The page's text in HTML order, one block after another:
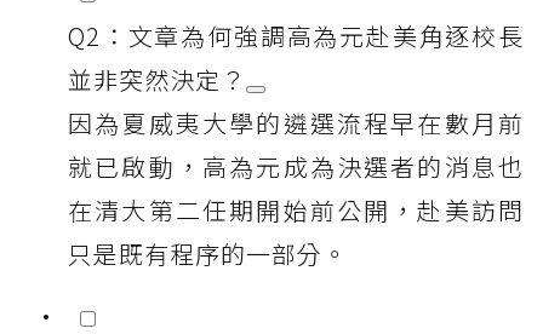
Q2：文章為何強調高為元赴美角逐校長
並非突然決定？
因為夏威夷大學的遴選流程早在數月前
就已啟動，高為元成為決選者的消息也
在清大第二任期開始前公開，赴美訪問
只是既有程序的一部分。